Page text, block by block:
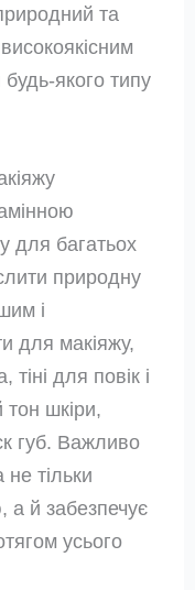
та
якого типу
для багатьох
природну
і
для макіяжу,
для повік і
тон шкіри,
губ. Важливо
не тільки
а й забезпечує
усього